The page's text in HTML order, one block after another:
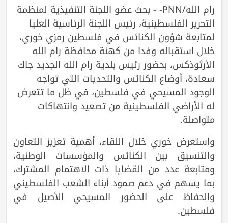
رام الله/PNN- - بحث عضو اللجنة التنفيذية لمنظمة
التحرير الفلسطينية، رئيس اللجنة الرئاسية العليا
لمتابعة شؤون الكنائس في فلسطين رمزي خوري،
خلال استقباله وفدا من كهنة محافظة رام الله
الأرثوذكس، بحضور رئيس بلدية رام الله الجديد جاك
سعادة، أوضاع الكنائس والتحديات التي تواجه
الوجود المسيحي في فلسطين، في ظل ما تتعرض
له الأراضي الفلسطينية من تصعيد وانتهاكات
متواصلة.
واستعرض خوري خلال اللقاء، أهمية تعزيز التعاون
والتنسيق بين الكنائس والمؤسسات الوطنية،
ومتابعة عدد من القضايا ذات الاهتمام المشترك،
بما يسهم في دعم صمود أبناء الشعب الفلسطيني
والحفاظ على الحضور المسيحي الأصيل في
فلسطين.